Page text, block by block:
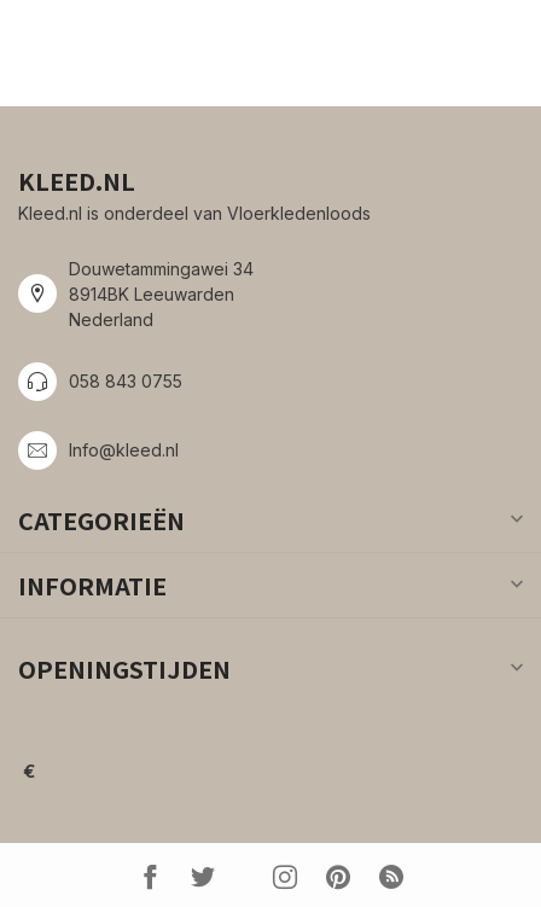
KLEED.NL
Kleed.nl is onderdeel van Vloerkledenloods
Douwetammingawei 34
8914BK Leeuwarden
Nederland
058 843 0755
Info@kleed.nl
CATEGORIEËN
INFORMATIE
OPENINGSTIJDEN
€